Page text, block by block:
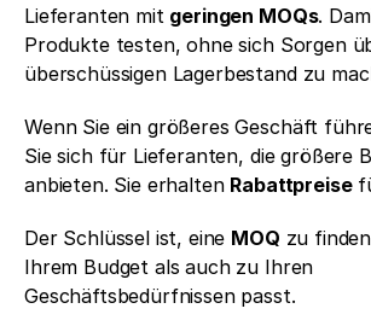
Lieferanten mit geringen MOQs.
Produkte testen, ohne sich Sorgen
überschüssigen Lagerbestand zu
Wenn Sie ein größeres Geschäft
Sie sich für Lieferanten, die größere
anbieten. Sie erhalten Rabattpreise
Der Schlüssel ist, eine MOQ zu
Ihrem Budget als auch zu Ihren
Geschäftsbedürfnissen passt.